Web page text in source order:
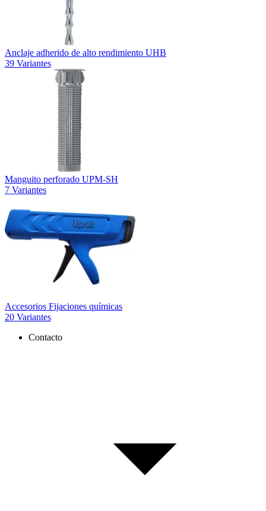
Anclaje adherido de alto rendimiento UHB
39 Variantes
Manguito perforado UPM-SH
7 Variantes
Accesorios Fijaciones químicas
20 Variantes
Contacto